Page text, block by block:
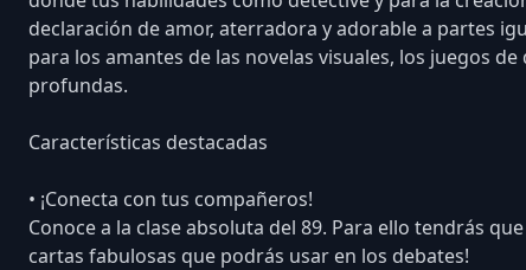
declaración de amor, aterradora y adorable a partes
para los amantes de las novelas visuales, los juegos
profundas.
Características destacadas
• ¡Conecta con tus compañeros!
Conoce a la clase absoluta del 89. Para ello tendrás
cartas fabulosas que podrás usar en los debates!